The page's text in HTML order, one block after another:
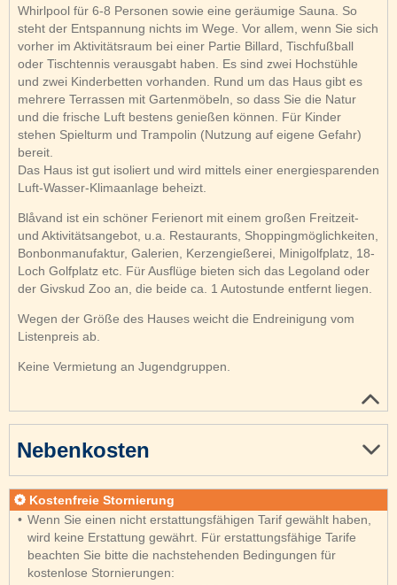
Whirlpool für 6-8 Personen sowie eine geräumige Sauna. So
steht der Entspannung nichts im Wege. Vor allem, wenn Sie sich
vorher im Aktivitätsraum bei einer Partie Billard, Tischfußball
oder Tischtennis verausgabt haben. Es sind zwei Hochstühle
und zwei Kinderbetten vorhanden. Rund um das Haus gibt es
mehrere Terrassen mit Gartenmöbeln, so dass Sie die Natur
und die frische Luft bestens genießen können. Für Kinder
stehen Spielturm und Trampolin (Nutzung auf eigene Gefahr)
bereit.
Das Haus ist gut isoliert und wird mittels einer energiesparenden
Luft-Wasser-Klimaanlage beheizt.
Blåvand ist ein schöner Ferienort mit einem großen Freitzeit-
und Aktivitätsangebot, u.a. Restaurants, Shoppingmöglichkeiten,
Bonbonmanufaktur, Galerien, Kerzengießerei, Minigolfplatz, 18-
Loch Golfplatz etc. Für Ausflüge bieten sich das Legoland oder
der Givskud Zoo an, die beide ca. 1 Autostunde entfernt liegen.
Wegen der Größe des Hauses weicht die Endreinigung vom
Listenpreis ab.
Keine Vermietung an Jugendgruppen.
Nebenkosten
Kostenfreie Stornierung
Wenn Sie einen nicht erstattungsfähigen Tarif gewählt haben,
wird keine Erstattung gewährt. Für erstattungsfähige Tarife
beachten Sie bitte die nachstehenden Bedingungen für
kostenlose Stornierungen: